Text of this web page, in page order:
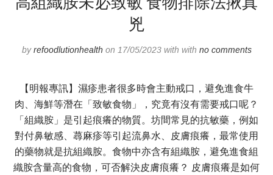
兇
byrefoodlutionhealth on 17/05/2023 with with no comments
【明報專訊】濕疹患者很多時會主動戒口，避免進食牛
肉、海鮮等潛在「致敏食物」，究竟有沒有需要戒口呢？
「組織胺」是引起痕癢的物質。坊間常見的抗敏藥，例如
對付鼻敏感、蕁麻疹等引起流鼻水、皮膚痕癢，最常使用
的藥物就是抗組織胺。食物中亦含有組織胺，避免進食組
織胺含量高的食物，可否解決皮膚痕癢？ 皮膚痕癢是如何